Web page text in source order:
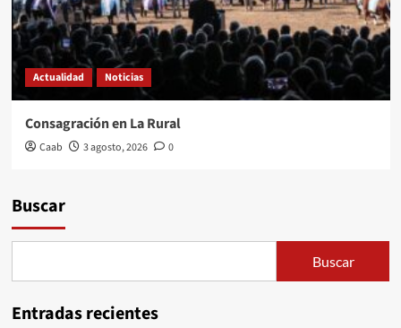
Actualidad Noticias
Consagración en La Rural
Caab 3 agosto, 2026 0
Buscar
Buscar
Entradas recientes